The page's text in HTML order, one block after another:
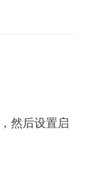
，然后设置启